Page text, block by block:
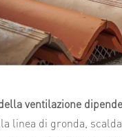
ventilazione
linea di gronda,